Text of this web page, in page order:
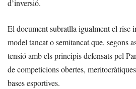
d’inversió.
El document subratlla igualment el risc
model tancat o semitancat que, segons
tensió amb els principis defensats pel
de competicions obertes,
bases esportives.